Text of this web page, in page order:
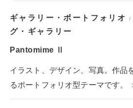
ギャラリー・ポートフォリオ
グ・ギャラリー
Pantomime Ⅱ
イラスト、デザイン、写真。作品
るポートフォリオ型テーマです。